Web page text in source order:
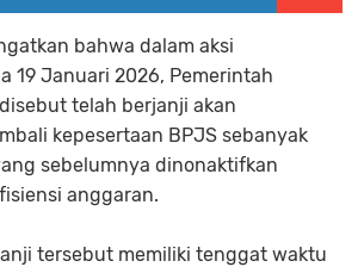
bahwa dalam aksi
19 Januari 2026, Pemerintah
telah berjanji akan
kepesertaan BPJS sebanyak
sebelumnya dinonaktifkan
anggaran.
tersebut memiliki tenggat waktu